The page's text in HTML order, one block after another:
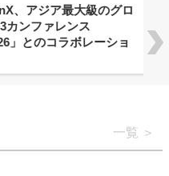
、アジア最大級のグロ
ンファレンス
とのコラボレーショ
一覧